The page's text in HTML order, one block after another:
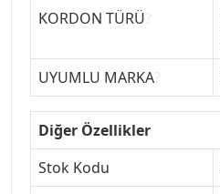
KORDON TÜRÜ
UYUMLU MARKA
Diğer Özellikler
Stok Kodu